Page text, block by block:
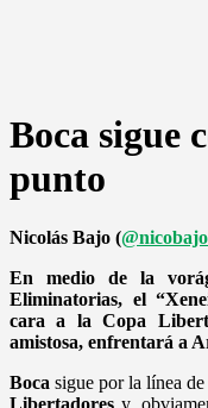
Boca sigue
punto
Nicolás Bajo (
En medio de la
Eliminatorias, el
cara a la Copa
amistosa, enfrentará a
Boca sigue por la línea
Libertadores y,